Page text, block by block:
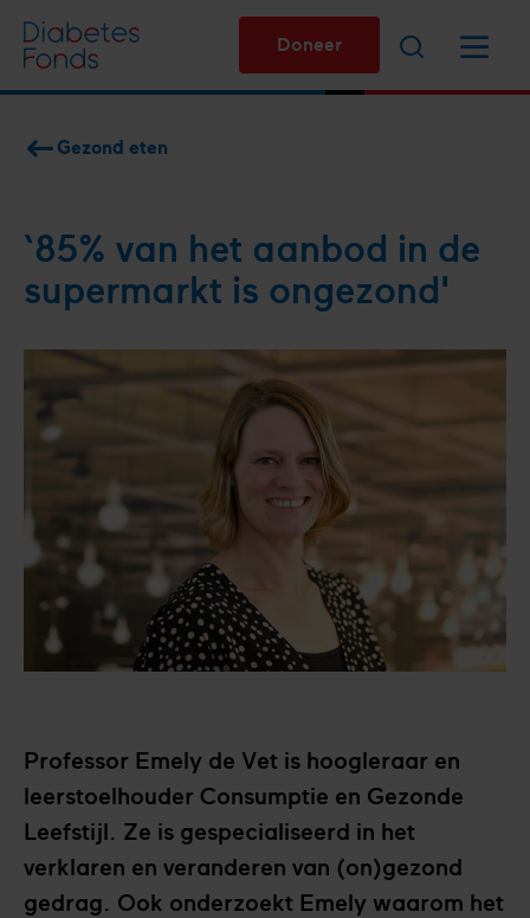
naar
de
gaan
Doneer
Gezond eten
‘85% van het aanbod in de
super­markt is ongezond'
Professor Emely de Vet is hoogleraar en
leerstoelhouder Consumptie en Gezonde
Leefstijl. Ze is gespecialiseerd in het
verklaren en veranderen van (on)gezond
gedrag. Ook onderzoekt Emely waarom het